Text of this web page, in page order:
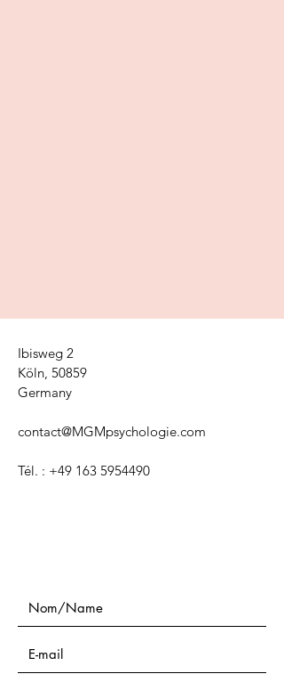
Ibisweg 2
Köln, 50859
Germany
contact@MGMpsychologie.com
Tél. : +49 163 5954490